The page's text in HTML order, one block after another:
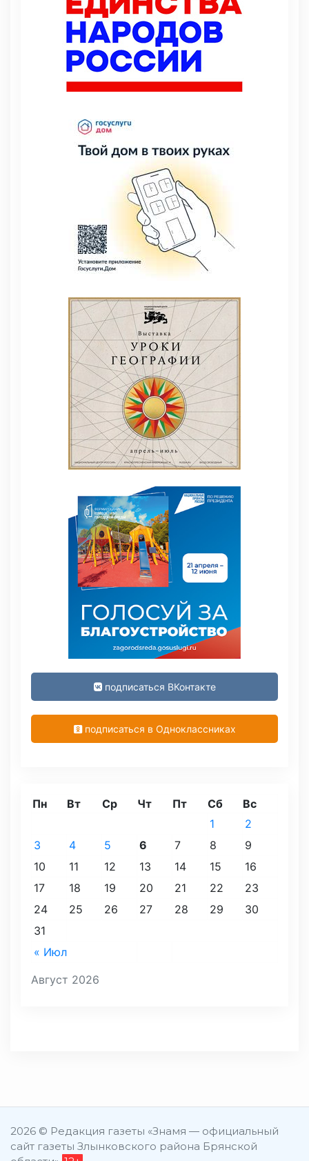
подписаться ВКонтакте
подписаться в Одноклассниках
Август 2026
Пн Вт Ср Чт Пт Сб Вс
« Июл
1
2
3
4 5 6 7 8
9
10
11 12 13 14 15
16
17
18 19 20 21 22
23
24
25 26 27 28 29
30
31
2026 © Редакция газеты «Знамя — официальный
сайт газеты Злынковского района Брянской